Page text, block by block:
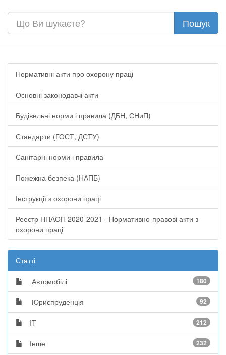
Нормативні акти про охорону праці
Основні законодавчі акти
Будівельні норми і правила (ДБН, СНиП)
Стандарти (ГОСТ, ДСТУ)
Санітарні норми і правила
Пожежна безпека (НАПБ)
Інструкції з охорони праці
Реестр НПАОП 2020-2021 - Нормативно-правові акти з
охорони праці
Статті
Автомобілі 180
Юриспруденція 92
IT 212
Інше 232